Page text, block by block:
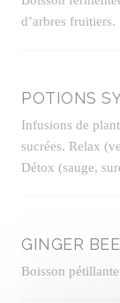
d’arbres fruitiers.
POTIONS
Infusions de
sucrées. Relax
Détox (sauge,
GINGER
Boisson